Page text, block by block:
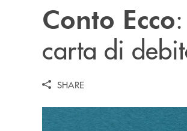
Conto Ecco
carta di
SHARE